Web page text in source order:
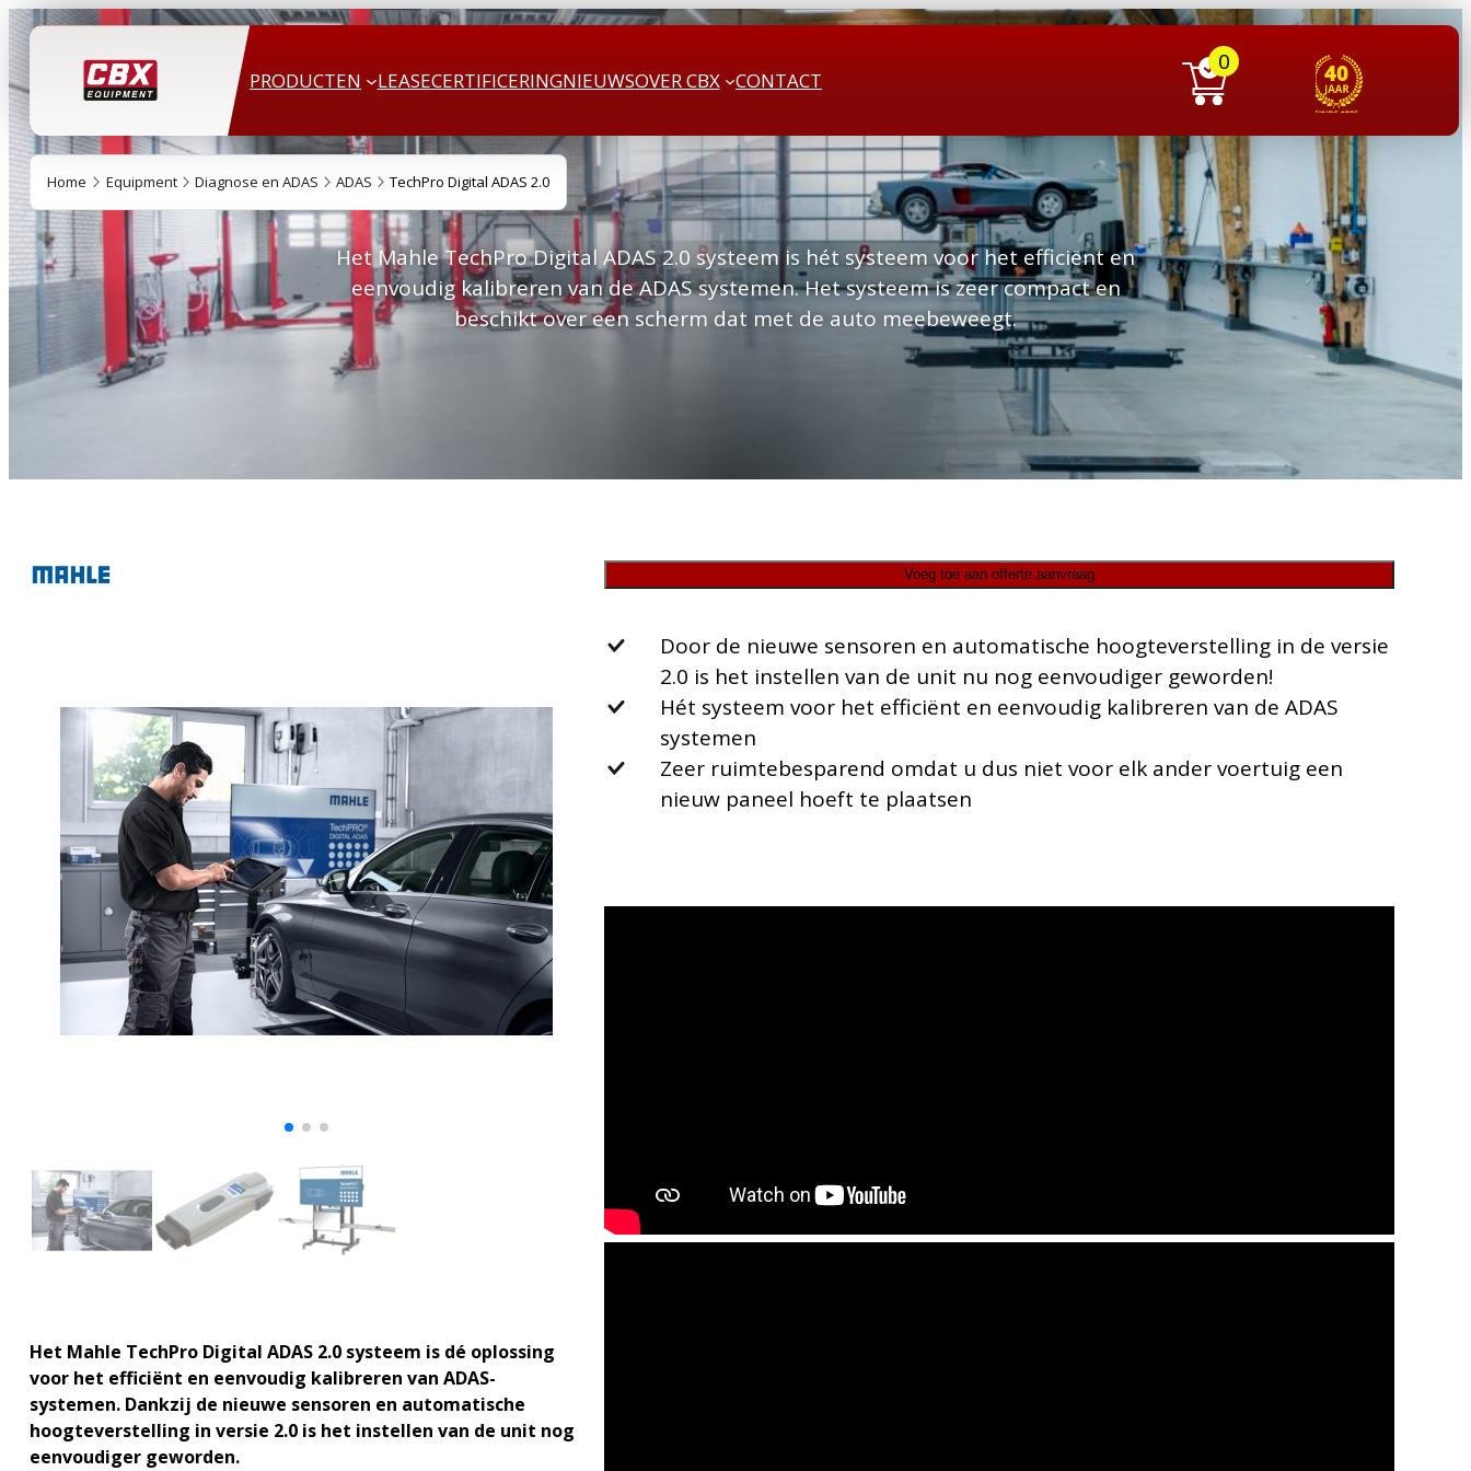
PRODUCTEN LEASECERTIFICERINGNIEUWSOVER CBX CONTACT
0
Home Equipment Diagnose en ADAS ADAS TechPro Digital ADAS 2.0
Het Mahle TechPro Digital ADAS 2.0 systeem is hét systeem voor het efficiënt en
eenvoudig kalibreren van de ADAS systemen. Het systeem is zeer compact en
beschikt over een scherm dat met de auto meebeweegt.
Het Mahle TechPro Digital ADAS 2.0 systeem is dé oplossing
voor het efficiënt en eenvoudig kalibreren van ADAS-
systemen. Dankzij de nieuwe sensoren en automatische
hoogteverstelling in versie 2.0 is het instellen van de unit nog
eenvoudiger geworden.
Voeg toe aan offerte aanvraag
Door de nieuwe sensoren en automatische hoogteverstelling in de versie
2.0 is het instellen van de unit nu nog eenvoudiger geworden!
Hét systeem voor het efficiënt en eenvoudig kalibreren van de ADAS
systemen
Zeer ruimtebesparend omdat u dus niet voor elk ander voertuig een
nieuw paneel hoeft te plaatsen